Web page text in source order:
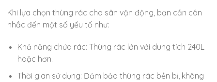
Khi lựa chọn thùng rác cho sân vận động, bạn cần cân
nhắc đến một số yếu tố như:
Khả năng chứa rác: Thùng rác lớn với dung tích 240L
hoặc hơn.
Thời gian sử dụng: Đảm bảo thùng rác bền bỉ, không